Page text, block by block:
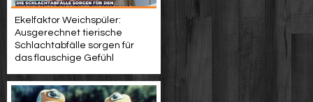
Ekelfaktor Weichspüler:
Ausgerechnet tierische
Schlachtabfälle sorgen für
das flauschige Gefühl